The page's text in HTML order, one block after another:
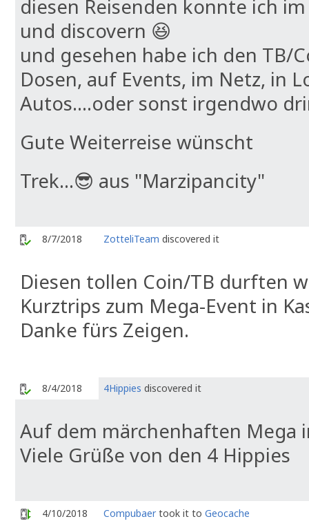
diesen Reisenden konnte ich
und discovern 😆
und gesehen habe ich den TB/
Dosen, auf Events, im Netz, in
Autos....oder sonst irgendwo
Gute Weiterreise wünscht
Trek...😎 aus "Marzipancity"
8/7/2018 ZotteliTeam discovered it
Diesen tollen Coin/TB durften
Kurztrips zum Mega-Event in
Danke fürs Zeigen.
8/4/2018 4Hippies discovered it
Auf dem märchenhaften Mega
Viele Grüße von den 4 Hippies
4/10/2018 Compubaertook it to Geocache